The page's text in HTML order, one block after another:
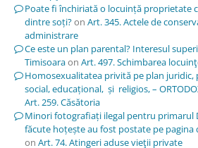
Poate fi închiriată o locuință proprietate
dintre soți?on Art. 345. Actele de
administrare
Ce este un plan parental? Interesul
Timisoaraon Art. 497. Schimbarea
Homosexualitatea privită pe plan juridic,
social, educațional, și religios, –
Art. 259. Căsătoria
Minori fotografiați ilegal pentru primarul
făcute hoțește au fost postate pe pagina
on Art. 74. Atingeri aduse vieţii private